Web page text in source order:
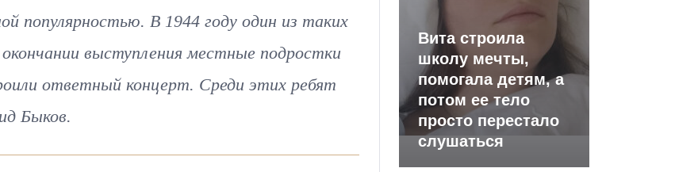
популярностью. В 1944 году один из таких
выступления местные подростки
ответный концерт. Среди этих ребят
Быков.
Вита строила
школу мечты,
помогала детям, а
потом ее тело
просто перестало
слушаться